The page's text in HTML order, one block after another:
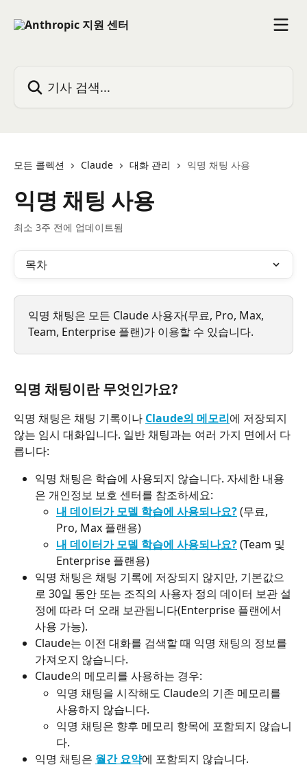
모든 콜렉션 Claude 대화 관리 익명 채팅 사용
익명 채팅 사용
최소 3주 전에 업데이트됨
목차
익명 채팅은 모든 Claude 사용자(무료, Pro, Max,
Team, Enterprise 플랜)가 이용할 수 있습니다.
익명 채팅이란 무엇인가요?
익명 채팅은 채팅 기록이나 Claude의 메모리에 저장되지
않는 임시 대화입니다. 일반 채팅과는 여러 가지 면에서 다
릅니다:
익명 채팅은 학습에 사용되지 않습니다. 자세한 내용
은 개인정보 보호 센터를 참조하세요:
내 데이터가 모델 학습에 사용되나요? (무료,
Pro, Max 플랜용)
내 데이터가 모델 학습에 사용되나요? (Team 및
Enterprise 플랜용)
익명 채팅은 채팅 기록에 저장되지 않지만, 기본값으
로 30일 동안 또는 조직의 사용자 정의 데이터 보관 설
정에 따라 더 오래 보관됩니다(Enterprise 플랜에서
사용 가능).
Claude는 이전 대화를 검색할 때 익명 채팅의 정보를
가져오지 않습니다.
Claude의 메모리를 사용하는 경우:
익명 채팅을 시작해도 Claude의 기존 메모리를
사용하지 않습니다.
익명 채팅은 향후 메모리 항목에 포함되지 않습니
다.
익명 채팅은 월간 요약에 포함되지 않습니다.